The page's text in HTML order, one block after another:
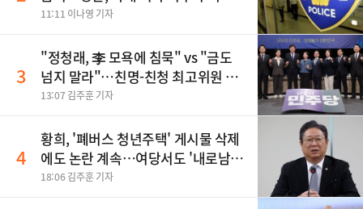
11:11 이나영 기자
3
"정청래, 李 모욕에 침묵" vs "금도
넘지 말라"…친명-친청 최고위원 후
보, 제주서 격돌
13:07 김주훈 기자
4
황희, '폐버스 청년주택' 게시물 삭제
에도 논란 계속…여당서도 '내로남
불' 비판
18:06 김주훈 기자